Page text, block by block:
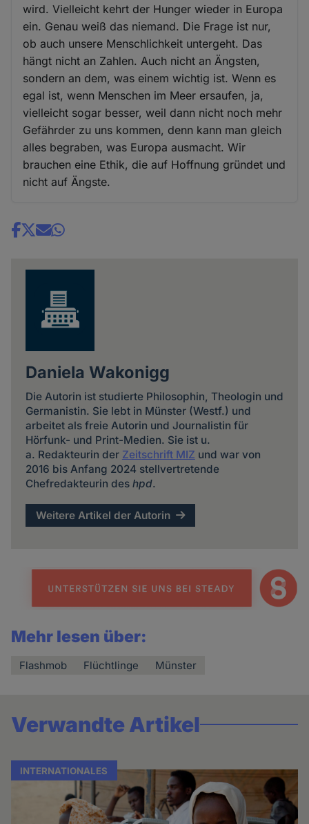
wird. Vielleicht kehrt der Hunger wieder in Europa
ein. Genau weiß das niemand. Die Frage ist nur,
ob auch unsere Menschlichkeit untergeht. Das
hängt nicht an Zahlen. Auch nicht an Ängsten,
sondern an dem, was einem wichtig ist. Wenn es
egal ist, wenn Menschen im Meer ersaufen, ja,
vielleicht sogar besser, weil dann nicht noch mehr
Gefährder zu uns kommen, denn kann man gleich
alles begraben, was Europa ausmacht. Wir
brauchen eine Ethik, die auf Hoffnung gründet und
nicht auf Ängste.
Share
Daniela Wakonigg
Die Autorin ist studierte Philosophin, Theologin und
Germanistin. Sie lebt in Münster (Westf.) und
arbeitet als freie Autorin und Journalistin für
Hörfunk- und Print-Medien. Sie ist u.
a. Redakteurin der Zeitschrift MIZ und war von
2016 bis Anfang 2024 stellvertretende
Chefredakteurin des hpd.
Weitere Artikel der Autorin
Mehr lesen über:
Flashmob Flüchtlinge Münster
Verwandte Artikel
INTERNATIONALES